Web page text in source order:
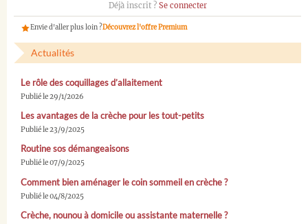
Déjà inscrit ? Se connecter
Envie d'aller plus loin ?Découvrez l'offre Premium
Actualités
Le rôle des coquillages d’allaitement
Publié le 29/1/2026
Les avantages de la crèche pour les tout-petits
Publié le 23/9/2025
Routine sos démangeaisons
Publié le 07/9/2025
Comment bien aménager le coin sommeil en crèche ?
Publié le 04/8/2025
Crèche, nounou à domicile ou assistante maternelle ?